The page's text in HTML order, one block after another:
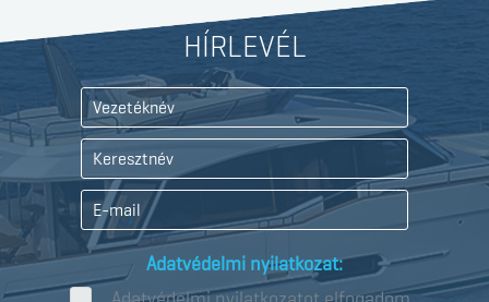
HÍRLEVÉL
Adatvédelmi nyilatkozat: